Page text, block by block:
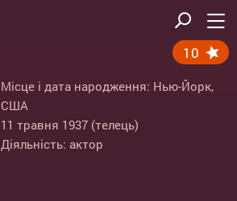
10
Місце і дата народження: Нью-Йорк,
США
11 травня 1937 (телець)
Діяльність: актор